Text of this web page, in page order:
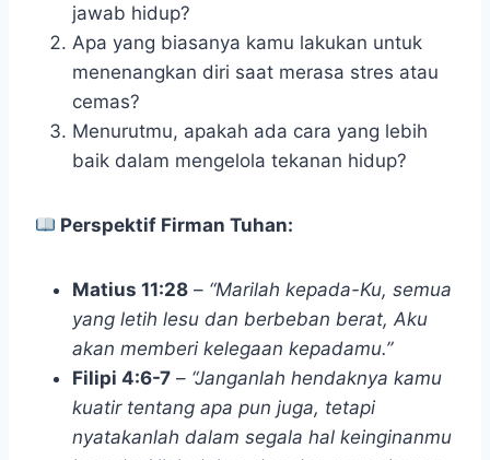
jawab hidup?
Apa yang biasanya kamu lakukan untuk
menenangkan diri saat merasa stres atau
cemas?
Menurutmu, apakah ada cara yang lebih
baik dalam mengelola tekanan hidup?
Perspektif Firman Tuhan:
Matius 11:28 – “Marilah kepada-Ku, semua
yang letih lesu dan berbeban berat, Aku
akan memberi kelegaan kepadamu.”
Filipi 4:6-7 – “Janganlah hendaknya kamu
kuatir tentang apa pun juga, tetapi
nyatakanlah dalam segala hal keinginanmu